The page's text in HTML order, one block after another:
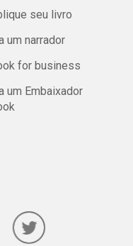
seu livro
um narrador
for business
um Embaixador